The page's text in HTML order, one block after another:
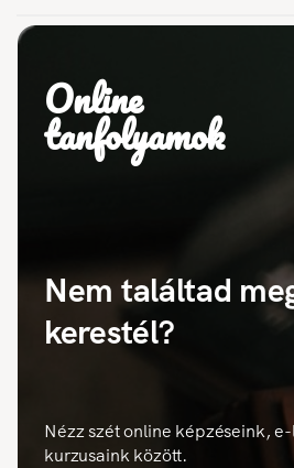
Online
tanfolyamok
Nem találtad
kerestél?
Nézz szét online képzéseink,
kurzusaink között.